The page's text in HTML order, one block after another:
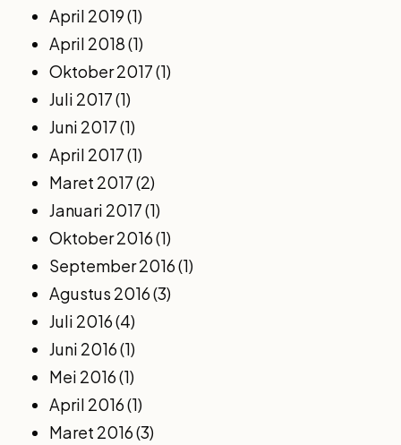
April 2019(1)
April 2018(1)
Oktober 2017(1)
Juli 2017(1)
Juni 2017(1)
April 2017(1)
Maret 2017(2)
Januari 2017(1)
Oktober 2016(1)
September 2016(1)
Agustus 2016(3)
Juli 2016(4)
Juni 2016(1)
Mei 2016(1)
April 2016(1)
Maret 2016(3)